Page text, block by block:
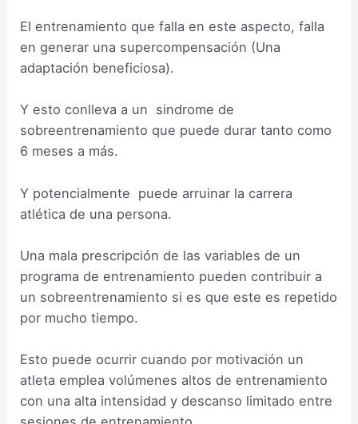
El entrenamiento que falla en este aspecto, falla
en generar una supercompensación (Una
adaptación beneficiosa).
Y esto conlleva a un sindrome de
sobreentrenamiento que puede durar tanto como
6 meses a más.
Y potencialmente puede arruinar la carrera
atlética de una persona.
Una mala prescripción de las variables de un
programa de entrenamiento pueden contribuir a
un sobreentrenamiento si es que este es repetido
por mucho tiempo.
Esto puede ocurrir cuando por motivación un
atleta emplea volúmenes altos de entrenamiento
con una alta intensidad y descanso limitado entre